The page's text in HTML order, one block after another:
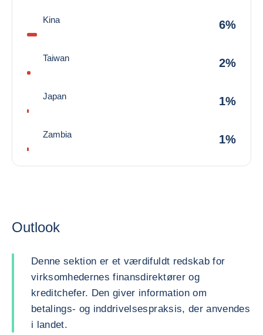
Kina 6%
Taiwan 2%
Japan 1%
Zambia 1%
Outlook
Denne sektion er et værdifuldt redskab for
virksomhedernes finansdirektører og
kreditchefer. Den giver information om
betalings- og inddrivelsespraksis, der anvendes
i landet.